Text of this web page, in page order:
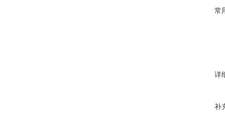
常
详
补